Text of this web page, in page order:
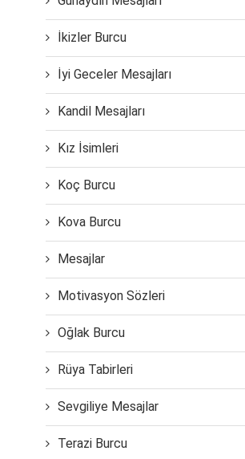
İkizler Burcu
İyi Geceler Mesajları
Kandil Mesajları
Kız İsimleri
Koç Burcu
Kova Burcu
Mesajlar
Motivasyon Sözleri
Oğlak Burcu
Rüya Tabirleri
Sevgiliye Mesajlar
Terazi Burcu